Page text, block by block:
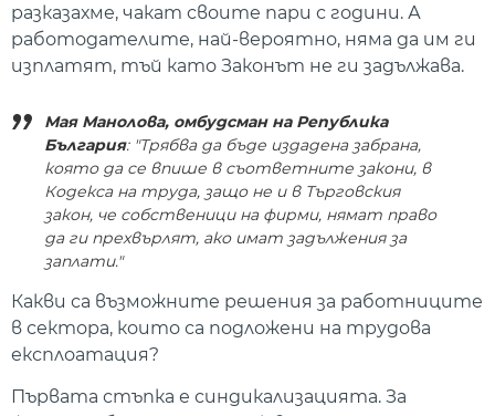
разказахме, чакат своите пари с години. А
работодателите, най-вероятно, няма да им ги
изплатят, тъй като Законът не ги задължава.
Мая Манолова, омбудсман на Република
България: "Трябва да бъде издадена забрана,
която да се впише в съответните закони, в
Кодекса на труда, защо не и в Търговския
закон, че собственици на фирми, нямат право
да ги прехвърлят, ако имат задължения за
заплати."
Какви са възможните решения за работниците
в сектора, които са подложени на трудова
експлоатация?
Първата стъпка е синдикализацията. За